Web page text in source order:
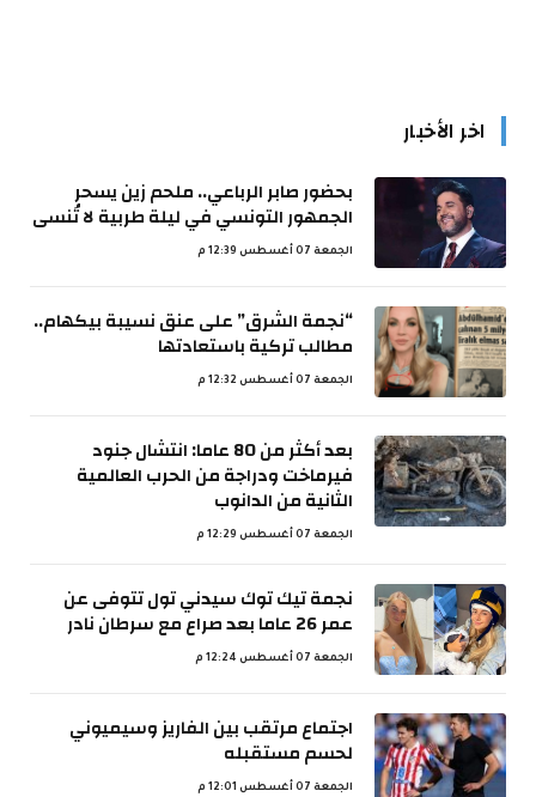
اخر الأخبار
بحضور صابر الرباعي.. ملحم زين يسحر
الجمهور التونسي في ليلة طربية لا تُنسى
الجمعة 07 أغسطس 12:39 م
“نجمة الشرق” على عنق نسيبة بيكهام..
مطالب تركية باستعادتها
الجمعة 07 أغسطس 12:32 م
بعد أكثر من 80 عاما: انتشال جنود
فيرماخت ودراجة من الحرب العالمية
الثانية من الدانوب
الجمعة 07 أغسطس 12:29 م
نجمة تيك توك سيدني تول تتوفى عن
عمر 26 عاما بعد صراع مع سرطان نادر
الجمعة 07 أغسطس 12:24 م
اجتماع مرتقب بين الفاريز وسيميوني
لحسم مستقبله
الجمعة 07 أغسطس 12:01 م